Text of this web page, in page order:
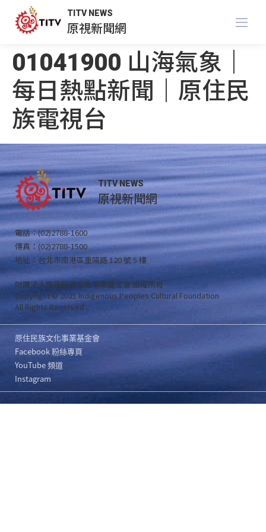
TITV NEWS
原視新聞網
01041900 山海氣象｜
每日熱點新聞｜原住民
族電視台
TITV NEWS
原視新聞網
電話：(02)2788-1600
傳真：(02)2788-1500
地址：台北市南港區重陽路 120 號 5 樓
財團法人原住民族文化事業基金會 版權所有
Copyright © 2021 Indigenous Peoples Cultural Foundation
All Rights Reserved .
原住民族文化事業基金會
Facebook 粉絲專頁
YouTube 頻道
Instagram